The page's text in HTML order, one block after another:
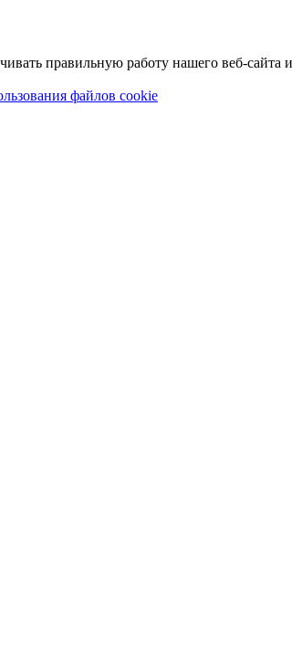
правильную работу нашего веб-сайта
файлов cookie